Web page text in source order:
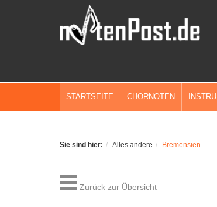
STARTSEITE CHORNOTEN
Sie sind hier: Alles andere Bremensien
Zurück zur Übersicht